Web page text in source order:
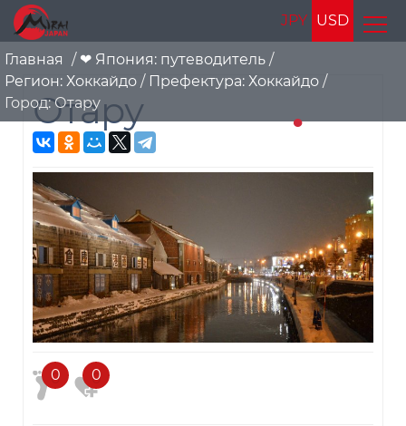
JPY USD
Главная / ❤ Япония: путеводитель /
Регион: Хоккайдо / Префектура: Хоккайдо /
Город: Отару
Отару
0 0